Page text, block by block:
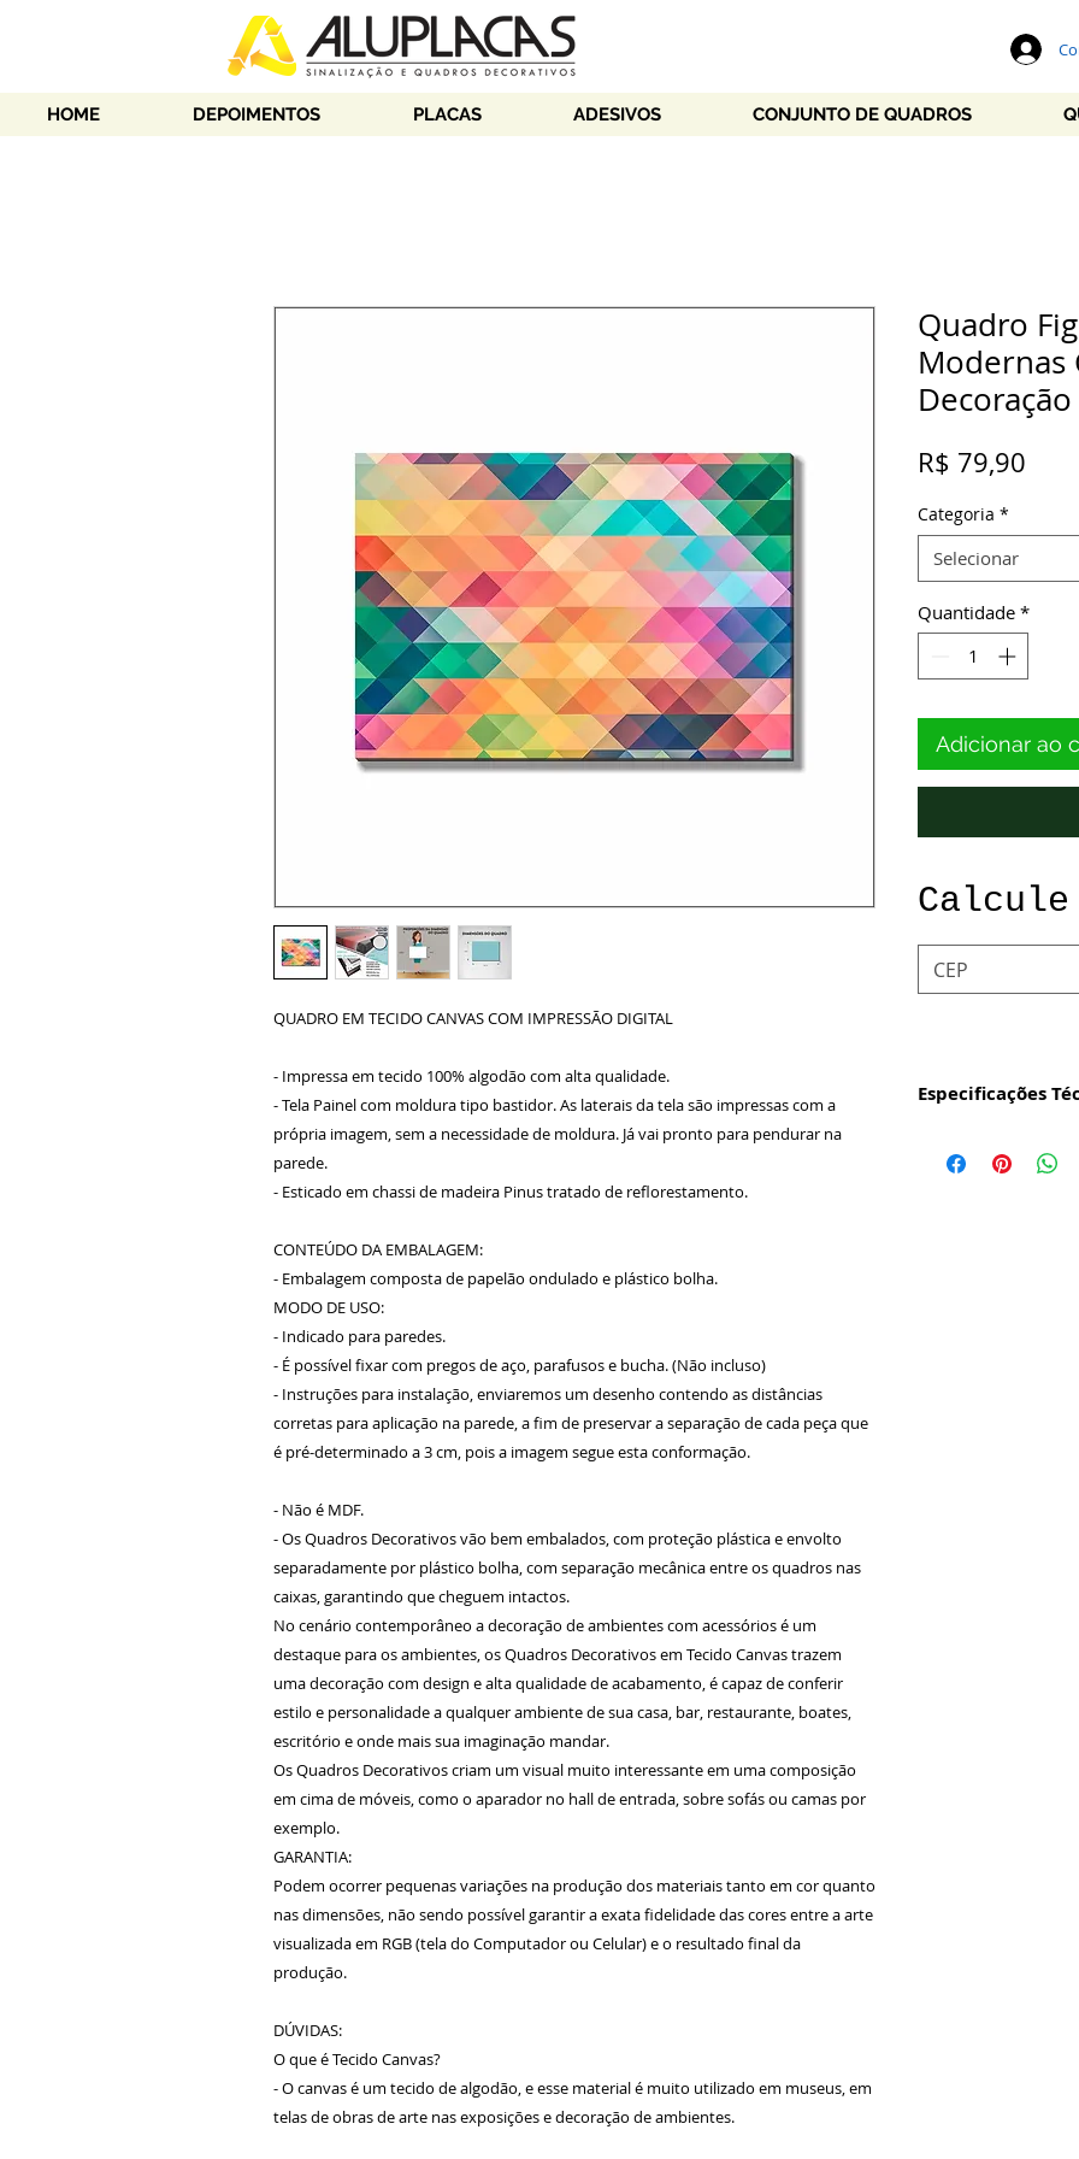
HOME DEPOIMENTOS PLACAS ADESIVOS CONJUNTO DE QUADROS
QUADRO EM TECIDO CANVAS COM IMPRESSÃO DIGITAL
- Impressa em tecido 100% algodão com alta qualidade.
- Tela Painel com moldura tipo bastidor. As laterais da tela são impressas com a
própria imagem, sem a necessidade de moldura. Já vai pronto para pendurar na
parede.
- Esticado em chassi de madeira Pinus tratado de reflorestamento.
CONTEÚDO DA EMBALAGEM:
- Embalagem composta de papelão ondulado e plástico bolha.
MODO DE USO:
- Indicado para paredes.
- É possível fixar com pregos de aço, parafusos e bucha. (Não incluso)
- Instruções para instalação, enviaremos um desenho contendo as distâncias
corretas para aplicação na parede, a fim de preservar a separação de cada peça que
é pré-determinado a 3 cm, pois a imagem segue esta conformação.
- Não é MDF.
- Os Quadros Decorativos vão bem embalados, com proteção plástica e envolto
separadamente por plástico bolha, com separação mecânica entre os quadros nas
caixas, garantindo que cheguem intactos.
No cenário contemporâneo a decoração de ambientes com acessórios é um
destaque para os ambientes, os Quadros Decorativos em Tecido Canvas trazem
uma decoração com design e alta qualidade de acabamento, é capaz de conferir
estilo e personalidade a qualquer ambiente de sua casa, bar, restaurante, boates,
escritório e onde mais sua imaginação mandar.
Os Quadros Decorativos criam um visual muito interessante em uma composição
em cima de móveis, como o aparador no hall de entrada, sobre sofás ou camas por
exemplo.
GARANTIA:
Podem ocorrer pequenas variações na produção dos materiais tanto em cor quanto
nas dimensões, não sendo possível garantir a exata fidelidade das cores entre a arte
visualizada em RGB (tela do Computador ou Celular) e o resultado final da
produção.
DÚVIDAS:
O que é Tecido Canvas?
- O canvas é um tecido de algodão, e esse material é muito utilizado em museus, em
telas de obras de arte nas exposições e decoração de ambientes.
Quadro
Modernas
R$ 79,90
Categoria *
Selecionar
Quantidade *
Adicionar ao
Especificações
- Médio: